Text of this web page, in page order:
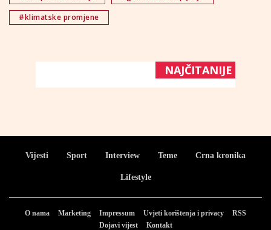
#klimatske promjene
NAJČITANIJE
Vijesti Sport Interview Teme Crna kronika
Lifestyle
O nama Marketing Impressum Uvjeti korištenja i privacy
RSS
Dojavi vijest
Kontakt